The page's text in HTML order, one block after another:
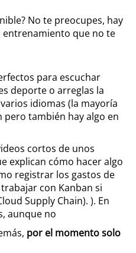
No te preocupes, hay
que no te
para escuchar
deporte o arreglas la
idiomas (la mayoría
pero también hay algo en
cortos de unos
explican cómo hacer algo
registrar los gastos de
con Kanban si
Supply Chain). ). En
aunque no
por el momento solo